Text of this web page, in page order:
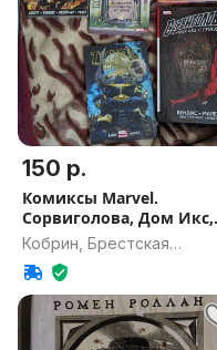
150 р.
Комиксы Marvel.
Сорвиголова, Дом Икс,
Стражи и т.д
Кобрин, Брестская
область